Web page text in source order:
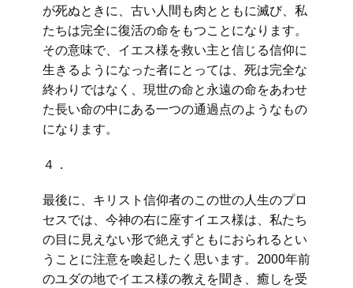
が死ぬときに、古い人間も肉とともに滅び、私
たちは完全に復活の命をもつことになります。
その意味で、イエス様を救い主と信じる信仰に
生きるようになった者にとっては、死は完全な
終わりではなく、現世の命と永遠の命をあわせ
た長い命の中にある一つの通過点のようなもの
になります。
４．
最後に、キリスト信仰者のこの世の人生のプロ
セスでは、今神の右に座すイエス様は、私たち
の目に見えない形で絶えずともにおられるとい
うことに注意を喚起したく思います。2000年前
のユダの地でイエス様の教えを聞き、癒しを受